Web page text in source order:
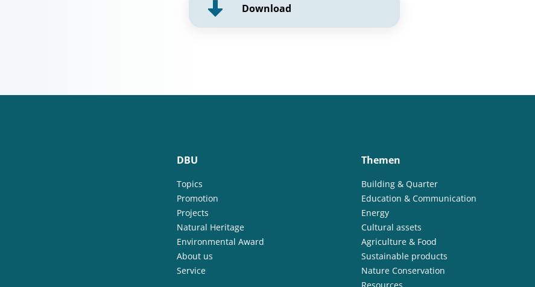
Download
DBU
Topics
Promotion
Projects
Natural Heritage
Environmental Award
About us
Service
Themen
Building & Quarter
Education & Communication
Energy
Cultural assets
Agriculture & Food
Sustainable products
Nature Conservation